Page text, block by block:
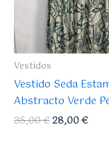
Vestidos
Vestido Seda
Abstracto Verde
35,00€28,00€